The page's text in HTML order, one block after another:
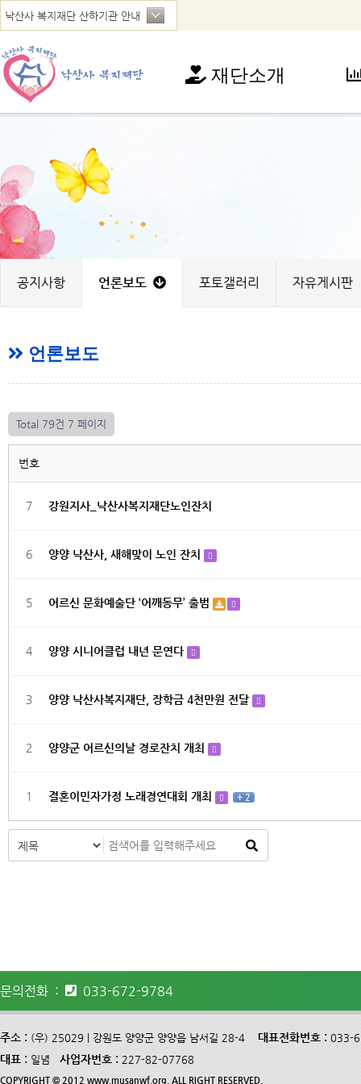
재단소개
지
공지사항 언론보도 포토갤러리 자유게시판
언론보도
Total 79건 7 페이지
번호
7 강원지사_낙산사복지재단노인잔치
6 양양 낙산사, 새해맞이 노인 잔치
5 어르신 문화예술단 ‘어깨동무’ 출범
4 양양 시니어클럽 내년 문연다
3 양양 낙산사복지재단, 장학금 4천만원 전달
2 양양군 어르신의날 경로잔치 개최
1 결혼이민자가정 노래경연대회 개최 + 2
문의전화 : 033-672-9784
주소 : (우) 25029 | 강원도 양양군 양양읍 남서길 28-4 대표전화번호 : 033-
대표 : 일념 사업자번호 : 227-82-07768
COPYRIGHT © 2012 www.musanwf.org. ALL RIGHT RESERVED.